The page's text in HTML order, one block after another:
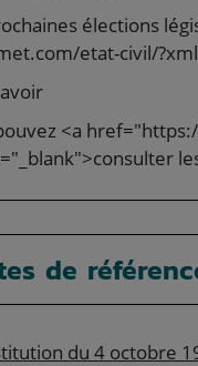
élections
etat-civil/
<a
de
du 4 octobre